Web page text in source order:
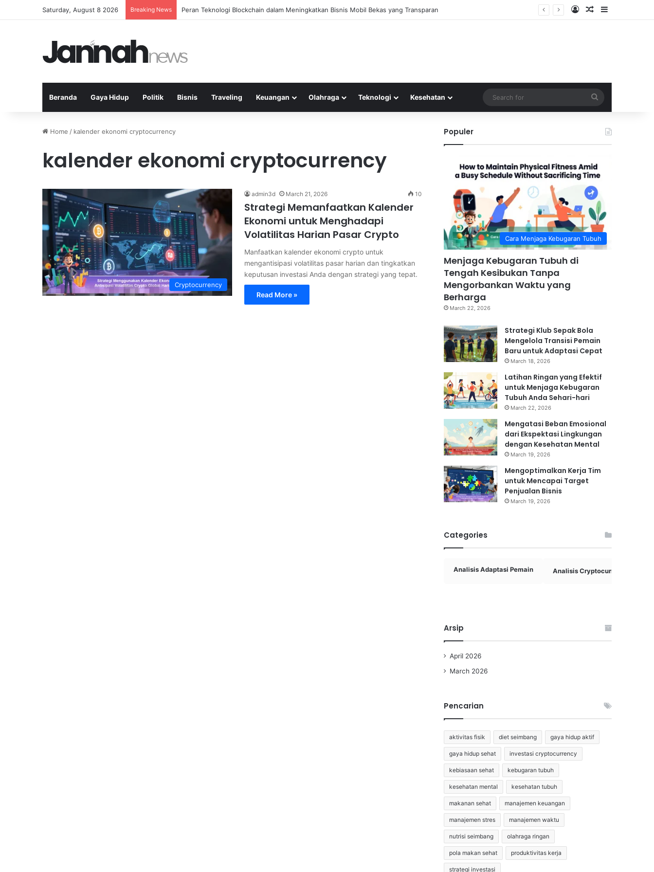
Saturday, August 8 2026 Breaking News Peran Teknologi Blockchain dalam Meningkatkan Bisnis Mobil Bekas yang Transparan Log InRandom Article
Sidebar
Beranda Gaya Hidup Politik Bisnis Traveling Keuangan Olahraga Teknologi Kesehatan
for
Home / kalender ekonomi cryptocurrency
kalender ekonomi cryptocurrency
Cryptocurrency
admin3d March 21, 2026 10
Strategi Memanfaatkan Kalender
Ekonomi untuk Menghadapi
Volatilitas Harian Pasar Crypto
Manfaatkan kalender ekonomi crypto untuk
mengantisipasi volatilitas pasar harian dan tingkatkan
keputusan investasi Anda dengan strategi yang tepat.
Read More »
Populer
Cara Menjaga Kebugaran Tubuh
Menjaga Kebugaran Tubuh di
Tengah Kesibukan Tanpa
Mengorbankan Waktu yang
Berharga
March 22, 2026
Strategi Klub Sepak Bola
Mengelola Transisi Pemain
Baru untuk Adaptasi Cepat
March 18, 2026
Latihan Ringan yang Efektif
untuk Menjaga Kebugaran
Tubuh Anda Sehari-hari
March 22, 2026
Mengatasi Beban Emosional
dari Ekspektasi Lingkungan
dengan Kesehatan Mental
March 19, 2026
Mengoptimalkan Kerja Tim
untuk Mencapai Target
Penjualan Bisnis
March 19, 2026
Categories
Analisis Adaptasi Pemain Analisis Cryptocurrency
Arsip
April 2026
March 2026
Pencarian
aktivitas fisik diet seimbang gaya hidup aktif
gaya hidup sehat investasi cryptocurrency
kebiasaan sehat kebugaran tubuh
kesehatan mental kesehatan tubuh
makanan sehat manajemen keuangan
manajemen stres manajemen waktu
nutrisi seimbang olahraga ringan
pola makan sehat produktivitas kerja
strategi investasi